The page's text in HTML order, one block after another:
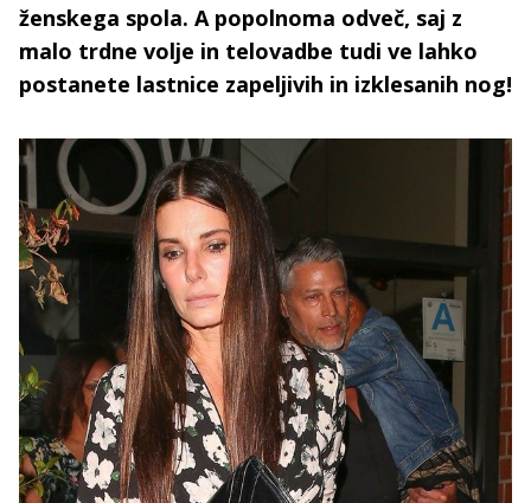
ženskega spola. A popolnoma odveč, saj z
malo trdne volje in telovadbe tudi ve lahko
postanete lastnice zapeljivih in izklesanih nog!